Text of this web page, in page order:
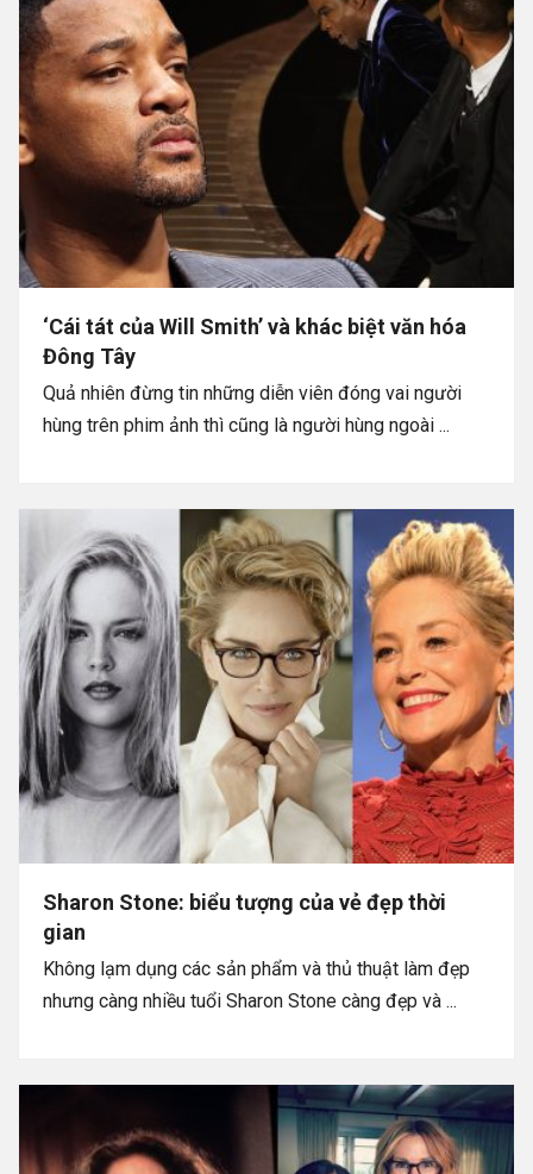
‘Cái tát của Will Smith’ và khác biệt văn hóa
Đông Tây
Quả nhiên đừng tin những diễn viên đóng vai người
hùng trên phim ảnh thì cũng là người hùng ngoài ...
Sharon Stone: biểu tượng của vẻ đẹp thời
gian
Không lạm dụng các sản phẩm và thủ thuật làm đẹp
nhưng càng nhiều tuổi Sharon Stone càng đẹp và ...